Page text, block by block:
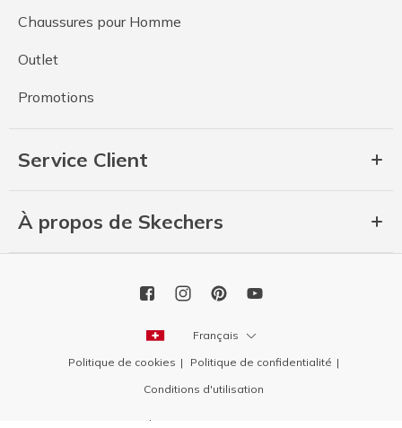
Chaussures pour Homme
Outlet
Promotions
Service Client
À propos de Skechers
Français
Politique de cookies
Politique de confidentialité
Conditions d'utilisation
Copyright 2026 SKECHERS USA, Inc.